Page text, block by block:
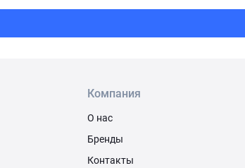
Компания
О нас
Бренды
Контакты